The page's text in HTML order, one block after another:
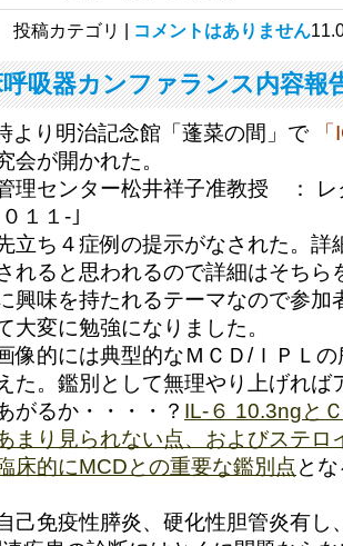
投稿カテゴリ | コメントはありません
吸器カンファランス内容報
り明治記念館「蓬菜の間」で
会が開かれた。
理センター松井祥子准教授 ：
１１‐｣
立ち４症例の提示がなされた。詳
れると思われるので詳細はそちら
興味を持たれるテーマなので参加
大変に勉強になりました。
像的には典型的なＭＣＤ/ＩＰＬ
た。鑑別として無理やり上げれば
がるか・・・・？ IL-６ 10.3ngと
まり見られない点、およびステロ
床的にMCDとの重要な鑑別点 と
己免疫性膵炎、硬化性胆管炎有し